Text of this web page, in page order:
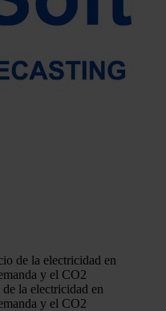
la electricidad en
y el CO2